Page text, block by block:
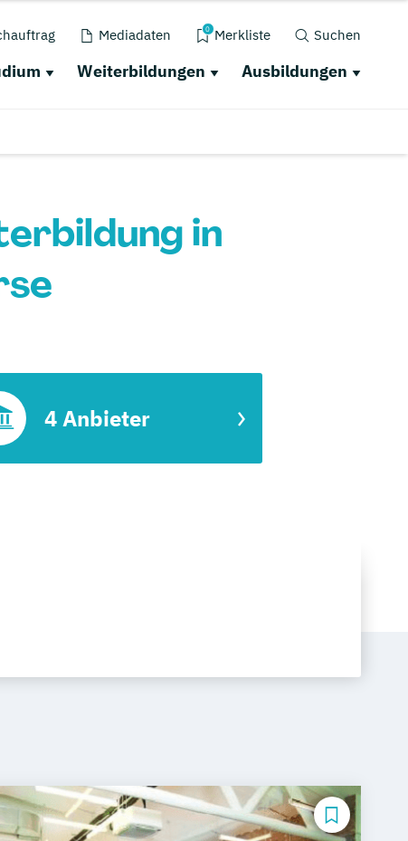
Mediadaten 0 Merkliste Suchen
Weiterbildungen Ausbildungen
in
4 Anbieter